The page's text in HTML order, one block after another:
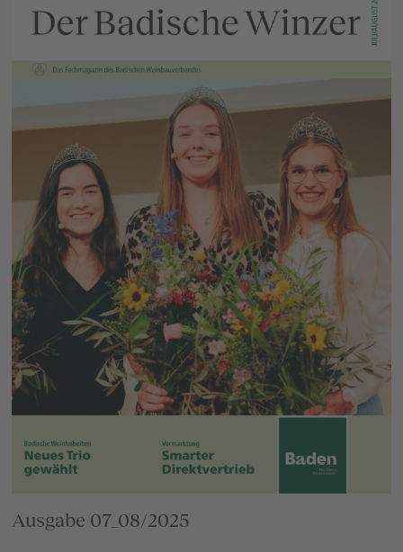
Ausgabe 07_08/2025